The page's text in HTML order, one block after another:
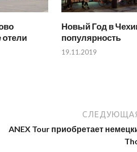
Новый Год в
популярность
19.11.2019
ANEX Tour приобретает